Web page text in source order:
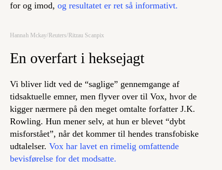
for og imod, og resultatet er ret så informativt.
Hannah Mckay/Reuters/Ritzau Scanpix
En overfart i heksejagt
Vi bliver lidt ved de “saglige” gennemgange af
tidsaktuelle emner, men flyver over til Vox, hvor de
kigger nærmere på den meget omtalte forfatter J.K.
Rowling. Hun mener selv, at hun er blevet “dybt
misforstået”, når det kommer til hendes transfobiske
udtalelser. Vox har lavet en rimelig omfattende
bevisførelse for det modsatte.